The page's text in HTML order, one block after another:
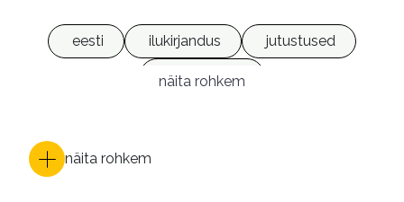
eesti ilukirjandus
jutustused
e-raamatud
näita rohkem
näita rohkem